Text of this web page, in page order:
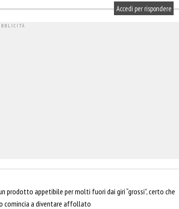
Accedi per rispondere
prodotto appetibile per molti fuori dai giri “grossi”, certo che
comincia a diventare affollato